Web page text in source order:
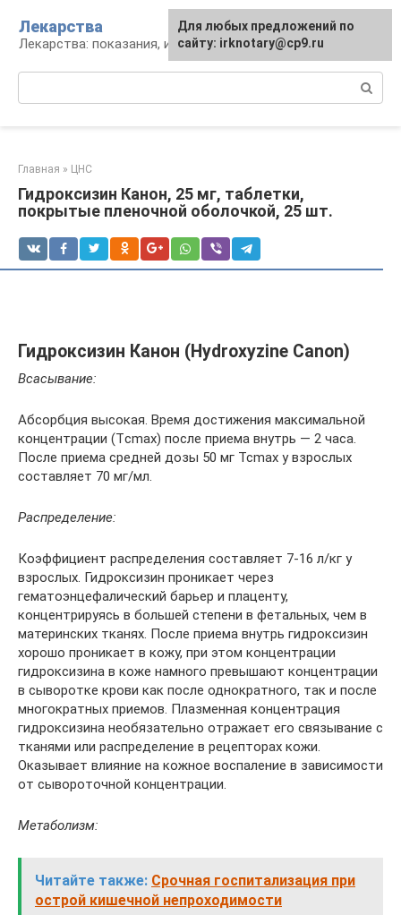
контенту
Лекарства
Лекарства: показания, инструкция, аналоги
Главная » ЦНС
Гидроксизин Канон, 25 мг, таблетки,
покрытые пленочной оболочкой, 25 шт.
Гидроксизин Канон (Hydroxyzine Canon)
Всасывание:
Абсорбция высокая. Время достижения максимальной
концентрации (Тcmax) после приема внутрь — 2 часа.
После приема средней дозы 50 мг Тсmax у взрослых
составляет 70 мг/мл.
Распределение:
Коэффициент распределения составляет 7-16 л/кг у
взрослых. Гидроксизин проникает через
гематоэнцефалический барьер и плаценту,
концентрируясь в большей степени в фетальных, чем в
материнских тканях. После приема внутрь гидроксизин
хорошо проникает в кожу, при этом концентрации
гидроксизина в коже намного превышают концентрации
в сыворотке крови как после однократного, так и после
многократных приемов. Плазменная концентрация
гидроксизина необязательно отражает его связывание с
тканями или распределение в рецепторах кожи.
Оказывает влияние на кожное воспаление в зависимости
от сывороточной концентрации.
Метаболизм:
Читайте также: Срочная госпитализация при
острой кишечной непроходимости
Для любых предложений по
сайту: irknotary@cp9.ru